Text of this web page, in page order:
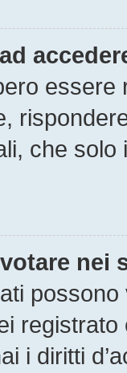
che solo
nei
i diritti